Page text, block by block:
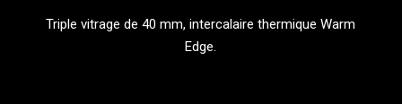
Triple vitrage de 40 mm, intercalaire thermique Warm
Edge.